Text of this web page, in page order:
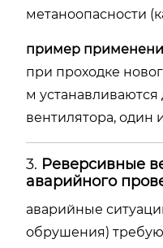
метаноопасности (
пример
при проходке
м устанавливаются
вентилятора, один
3. Реверсивные
аварийного
аварийные
обрушения)